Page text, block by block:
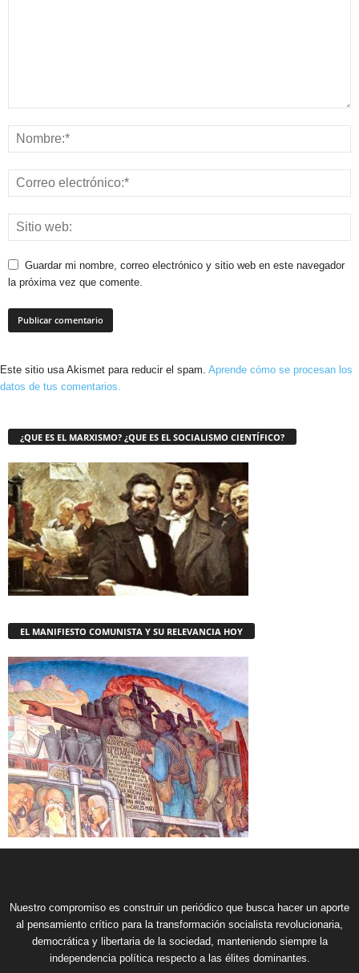
Guardar mi nombre, correo electrónico y sitio web en este navegador
la próxima vez que comente.
Este sitio usa Akismet para reducir el spam. Aprende cómo se procesan los
datos de tus comentarios.
¿QUE ES EL MARXISMO? ¿QUE ES EL SOCIALISMO CIENTÍFICO?
EL MANIFIESTO COMUNISTA Y SU RELEVANCIA HOY
Nuestro compromiso es construir un periódico que busca hacer un aporte
al pensamiento crítico para la transformación socialista revolucionaria,
democrática y libertaria de la sociedad, manteniendo siempre la
independencia política respecto a las élites dominantes.